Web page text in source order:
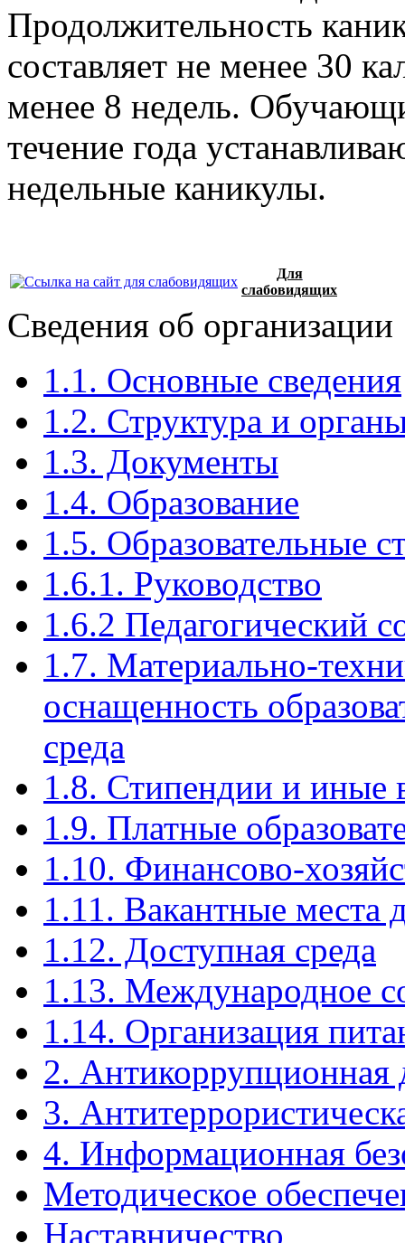
Продолжительность
составляет не менее 30
менее 8 недель.
течение года
недельные каникулы.
Для
слабовидящих
Сведения об организации
1.1. Основные сведения
1.2. Структура и
1.3. Документы
1.4. Образование
1.5. Образовательные
1.6.1. Руководство
1.6.2 Педагогический
1.7. Материально-
оснащенность
среда
1.8. Стипендии и иные
1.9. Платные
1.10. Финансово-
1.11. Вакантные места
1.12. Доступная среда
1.13. Международное
1.14. Организация
2. Антикоррупционная
3.
4. Информационная
Методическое
Наставничество